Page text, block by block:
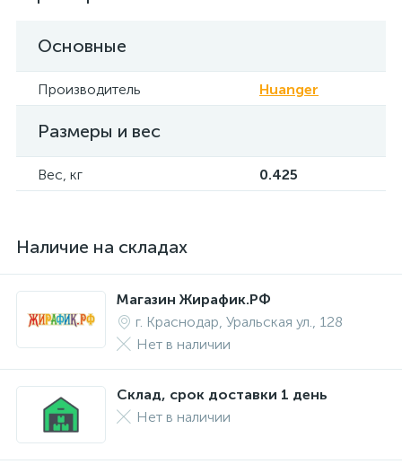
Основные
Производитель Huanger
Размеры и вес
Вес, кг 0.425
Наличие на складах
Магазин Жирафик.РФ
г. Краснодар, Уральская ул., 128
Нет в наличии
Склад, срок доставки 1 день
Нет в наличии